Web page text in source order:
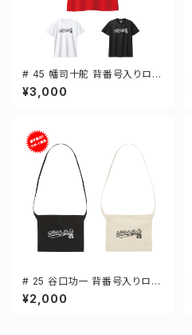
# 45 幡司十舵 背番号入りロゴ
ドライTシャツ 半袖 選手還元 3
カラー S-5Lサイズ 000300
¥3,000
# 25 谷口功一 背番号入りロゴ
キャンバスサコッシュ 選手還元
2カラー 001461
¥2,000